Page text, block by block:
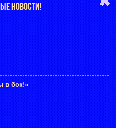
НОВОСТИ!
в бок!»